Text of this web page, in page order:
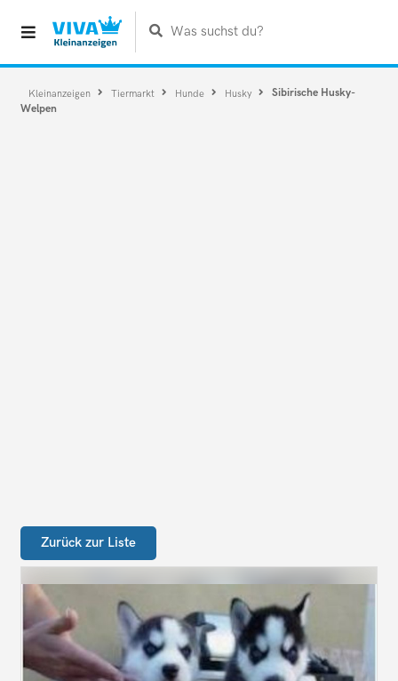
Was suchst du?
Kleinanzeigen Tiermarkt Hunde Husky
Sibirische Husky-
Welpen
Zurück zur Liste